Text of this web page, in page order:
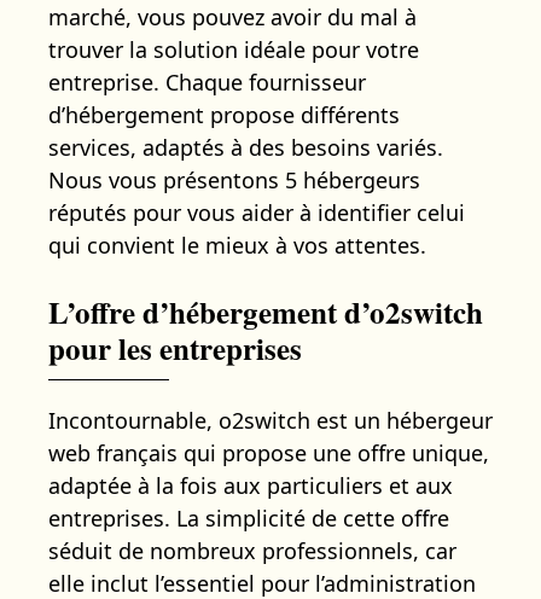
marché, vous pouvez avoir du mal à
trouver la solution idéale pour votre
entreprise. Chaque fournisseur
d’hébergement propose différents
services, adaptés à des besoins variés.
Nous vous présentons 5 hébergeurs
réputés pour vous aider à identifier celui
qui convient le mieux à vos attentes.
L’offre d’hébergement d’o2switch
pour les entreprises
Incontournable, o2switch est un hébergeur
web français qui propose une offre unique,
adaptée à la fois aux particuliers et aux
entreprises. La simplicité de cette offre
séduit de nombreux professionnels, car
elle inclut l’essentiel pour l’administration